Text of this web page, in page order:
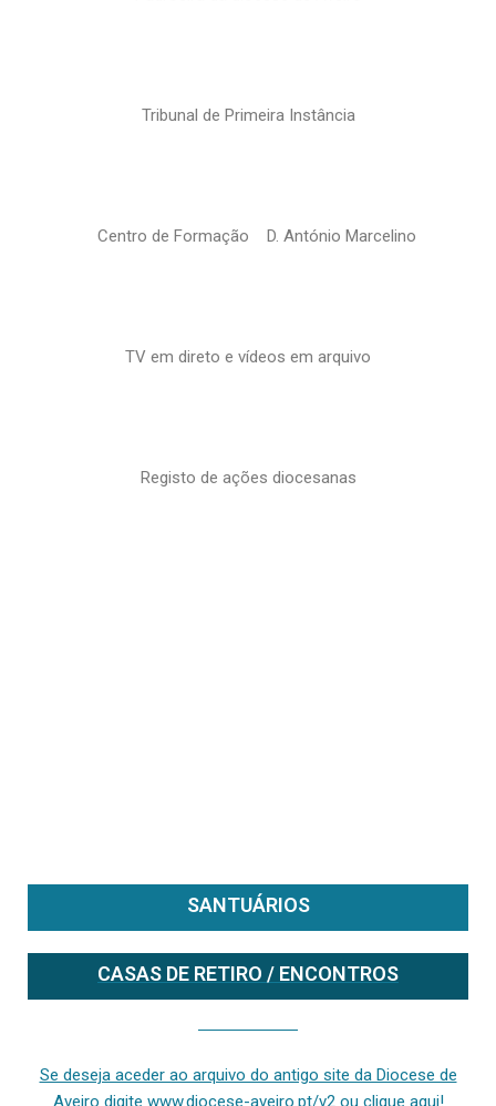
Tribunal de Primeira Instância
Centro de Formação D. António Marcelino
TV em direto e vídeos em arquivo
Registo de ações diocesanas
SANTUÁRIOS
CASAS DE RETIRO / ENCONTROS
Se deseja aceder ao arquivo do antigo site da Diocese de
Aveiro digite www.diocese-aveiro.pt/v2 ou clique aqui!